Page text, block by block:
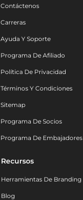
Contáctenos
Carreras
Ayuda Y Soporte
Programa De Afiliado
Política De Privacidad
Términos Y Condiciones
Sitemap
Programa De Socios
Programa De Embajadores
Recursos
Herramientas De Branding
Blog